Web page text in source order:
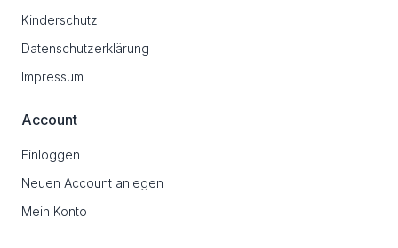
Kinderschutz
Datenschutzerklärung
Impressum
Account
Einloggen
Neuen Account anlegen
Mein Konto